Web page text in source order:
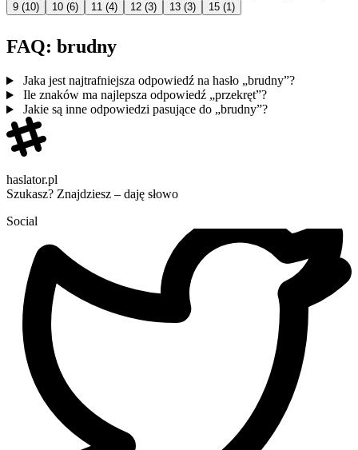
9 (10) 10 (6) 11 (4) 12 (3) 13 (3) 15 (1)
FAQ: brudny
Jaka jest najtrafniejsza odpowiedź na hasło „brudny”?
Ile znaków ma najlepsza odpowiedź „przekręt”?
Jakie są inne odpowiedzi pasujące do „brudny”?
haslator.pl
Szukasz? Znajdziesz – daję słowo
Social